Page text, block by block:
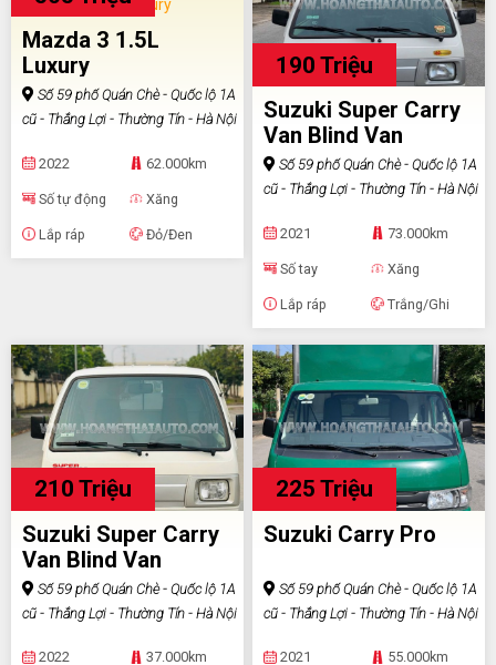
Mazda 3 1.5L
Luxury
Số 59 phố Quán Chè - Quốc lộ 1A
cũ - Thắng Lợi - Thường Tín - Hà Nội
2022 62.000km
Số tự động Xăng
Lắp ráp Đỏ/Đen
190 Triệu
Suzuki Super Carry
Van Blind Van
Số 59 phố Quán Chè - Quốc lộ 1A
cũ - Thắng Lợi - Thường Tín - Hà Nội
2021 73.000km
Số tay Xăng
Lắp ráp Trắng/Ghi
210 Triệu
Suzuki Super Carry
Van Blind Van
Số 59 phố Quán Chè - Quốc lộ 1A
cũ - Thắng Lợi - Thường Tín - Hà Nội
2022 37.000km
225 Triệu
Suzuki Carry Pro
Số 59 phố Quán Chè - Quốc lộ 1A
cũ - Thắng Lợi - Thường Tín - Hà Nội
2021 55.000km